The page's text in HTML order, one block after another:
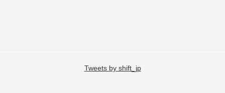
Tweets by shift_jp